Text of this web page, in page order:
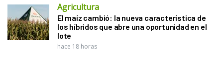
Agricultura
El maíz cambió: la nueva característica de
los híbridos que abre una oportunidad en el
lote
hace 18 horas